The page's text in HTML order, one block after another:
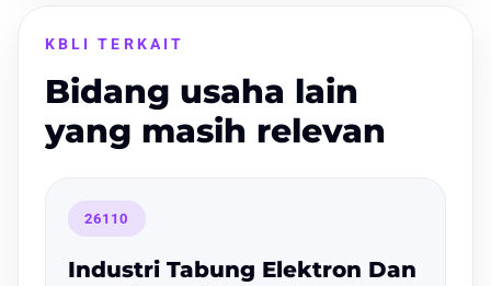
KBLI TERKAIT
Bidang usaha lain
yang masih relevan
26110
Industri Tabung Elektron Dan